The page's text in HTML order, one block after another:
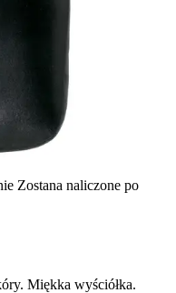
Zostana naliczone po
Miękka wyściółka.